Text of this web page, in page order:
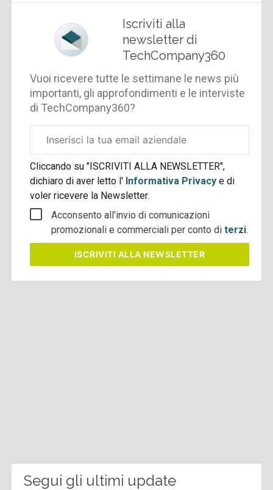
Iscriviti alla
newsletter di
TechCompany360
Vuoi ricevere tutte le settimane le news più
importanti, gli approfondimenti e le interviste
di TechCompany360?
aziendale
Cliccando su "ISCRIVITI ALLA NEWSLETTER",
dichiaro di aver letto l' Informativa Privacye di
voler ricevere la Newsletter.
Acconsento all'invio di comunicazioni
promozionali e commerciali per conto diterzi.
ISCRIVITI ALLA NEWSLETTER
Segui gli ultimi update